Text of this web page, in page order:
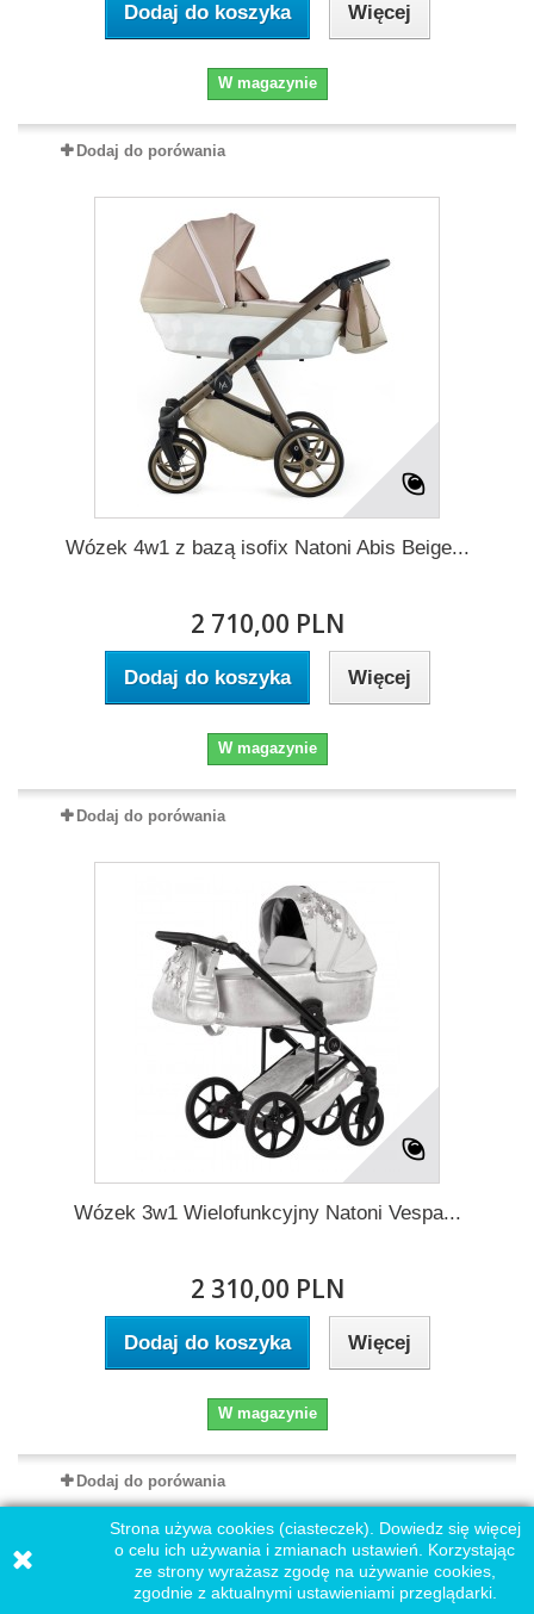
Dodaj do koszyka Więcej
W magazynie
Dodaj do porówania
Wózek 4w1 z bazą isofix Natoni Abis Beige...
2 710,00 PLN
Dodaj do koszyka Więcej
W magazynie
Dodaj do porówania
Wózek 3w1 Wielofunkcyjny Natoni Vespa...
2 310,00 PLN
Dodaj do koszyka Więcej
W magazynie
Dodaj do porówania
Strona używa cookies (ciasteczek). Dowiedz się więcej
o celu ich używania i zmianach ustawień. Korzystając
ze strony wyrażasz zgodę na używanie cookies,
zgodnie z aktualnymi ustawieniami przeglądarki.